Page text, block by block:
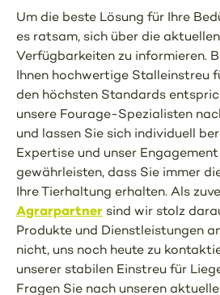
Um die beste Lösung für Ihre
es ratsam, sich über die
Verfügbarkeiten zu informieren.
Ihnen hochwertige Stalleinstreu
den höchsten Standards
unsere Fourage-Spezialisten
und lassen Sie sich individuell
Expertise und unser
gewährleisten, dass Sie immer
Ihre Tierhaltung erhalten. Als
Agrarpartner sind wir stolz
Produkte und Dienstleistungen
nicht, uns noch heute zu
unserer stabilen Einstreu für
Fragen Sie nach unseren